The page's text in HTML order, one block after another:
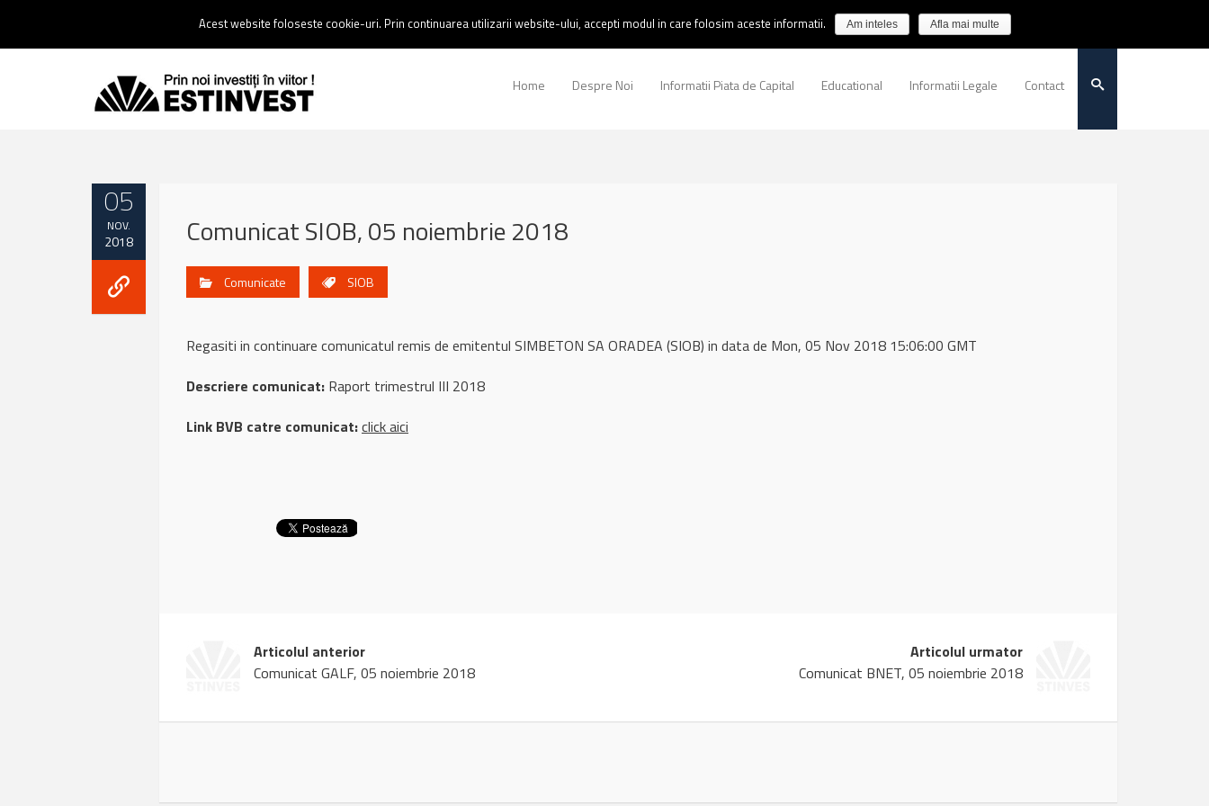
0237 238 900 |Email :contact@estinvest.ro
Home Despre Noi Informatii Piata de Capital Educational Informatii Legale Contact
05
NOV.
2018 Comunicat SIOB, 05 noiembrie 2018
Comunicate SIOB
Regasiti in continuare comunicatul remis de emitentul SIMBETON SA ORADEA (SIOB) in data de Mon, 05 Nov 2018 15:06:00 GMT
Descriere comunicat: Raport trimestrul III 2018
Link BVB catre comunicat:click aici
Articolul anterior
Comunicat GALF, 05 noiembrie 2018
Articolul urmator
Comunicat BNET, 05 noiembrie 2018
Acest website foloseste cookie-uri. Prin continuarea utilizarii website-ului, accepti modul in care folosim aceste informatii. Am inteles Afla mai multe